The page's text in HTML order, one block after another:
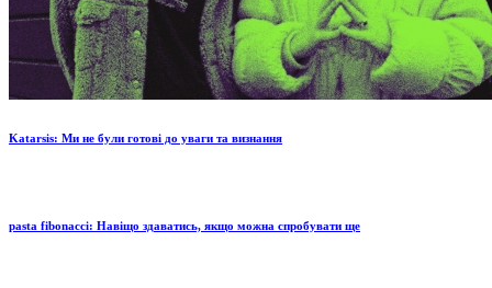
Katarsis: Ми не були готові до уваги та визнання
pasta fibonacci: Навіщо здаватись, якщо можна спробувати ще